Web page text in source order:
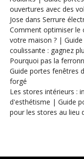
ouvertures avec des
Jose dans Serrure
Comment optimiser le
votre maison ? |
coulissante : gagnez
Pourquoi pas la
Guide portes fenêtres
forgé
Les stores intérieurs :
d'esthétisme | Guide
pour les stores au lieu